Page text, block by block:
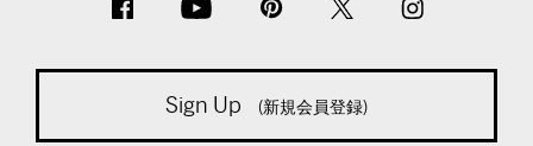
Sign Up (新規会員登録)